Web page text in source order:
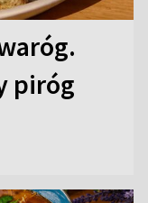
piróg